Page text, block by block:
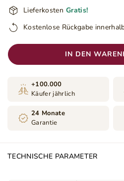
Lieferkosten Gratis!
Kostenlose Rückgabe
IN DEN
+100.000
Käufer jährlich
24 Monate
Garantie
TECHNISCHE PARAMETER